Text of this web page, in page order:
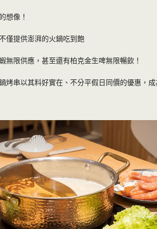
想像！
僅提供澎湃的火鍋吃到飽
無限供應，甚至還有柏克金生啤無限暢飲！
烤串以其料好實在、不分平假日同價的優惠，